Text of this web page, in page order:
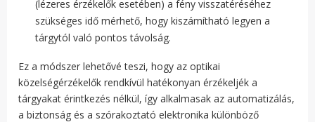
(lézeres érzékelők esetében) a fény visszatéréséhez
szükséges idő mérhető, hogy kiszámítható legyen a
tárgytól való pontos távolság.
Ez a módszer lehetővé teszi, hogy az optikai
közelségérzékelők rendkívül hatékonyan érzékeljék a
tárgyakat érintkezés nélkül, így alkalmasak az automatizálás,
a biztonság és a szórakoztató elektronika különböző